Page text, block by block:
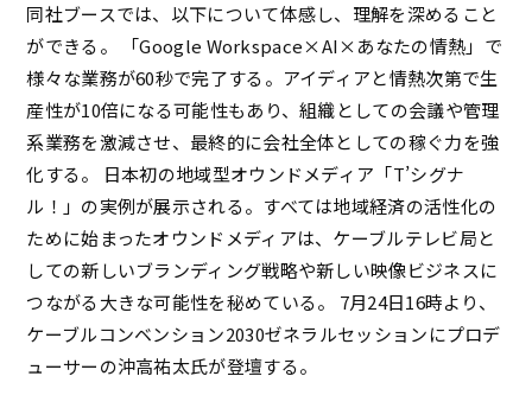
同社ブースでは、以下について体感し、理解を深めること
ができる。 「Google Workspace×AI×あなたの情熱」で
様々な業務が60秒で完了する。アイディアと情熱次第で生
産性が10倍になる可能性もあり、組織としての会議や管理
系業務を激減させ、最終的に会社全体としての稼ぐ力を強
化する。 日本初の地域型オウンドメディア「T’シグナ
ル！」の実例が展示される。すべては地域経済の活性化の
ために始まったオウンドメディアは、ケーブルテレビ局と
しての新しいブランディング戦略や新しい映像ビジネスに
つながる大きな可能性を秘めている。 7月24日16時より、
ケーブルコンベンション2030ゼネラルセッションにプロデ
ューサーの沖高祐太氏が登壇する。